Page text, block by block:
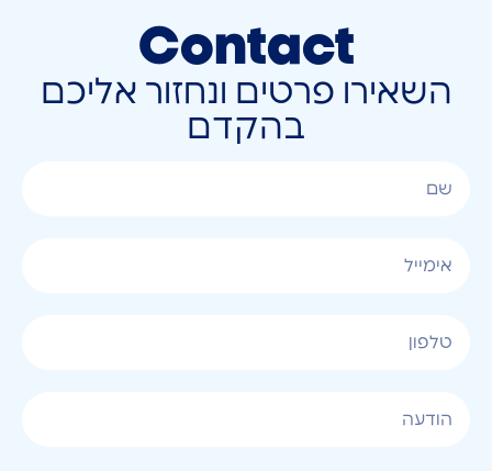
Contact
השאירו פרטים ונחזור אליכם
בהקדם